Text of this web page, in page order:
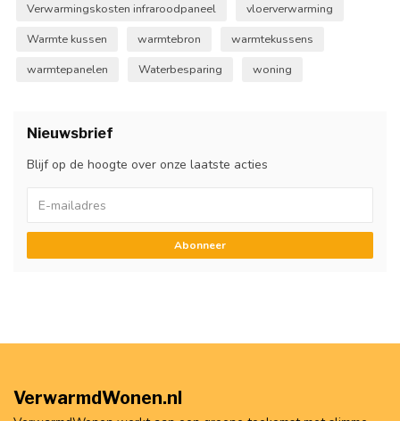
Verwarmingskosten infraroodpaneel
vloerverwarming
Warmte kussen
warmtebron
warmtekussens
warmtepanelen
Waterbesparing woning
Nieuwsbrief
Blijf op de hoogte over onze laatste acties
Abonneer
VerwarmdWonen.nl